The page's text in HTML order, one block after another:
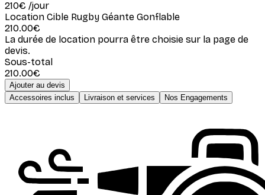
210€ /jour
Location Cible Rugby Géante Gonflable
210.00€
La durée de location pourra être choisie sur la page de
devis.
Sous-total
210.00€
Ajouter au devis
Accessoires inclus
Livraison et services Nos Engagements